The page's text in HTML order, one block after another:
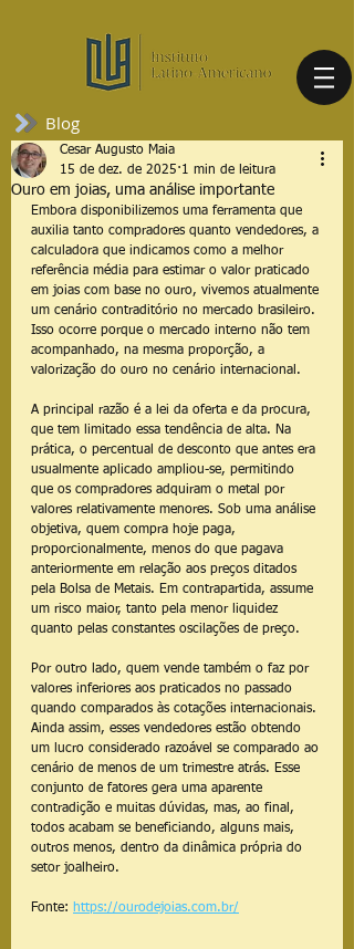
Blog
Ouro em joias, uma análise importante
Cesar Augusto Maia
15 de dez. de 2025 1 min de leitura
Embora disponibilizemos uma ferramenta que
auxilia tanto compradores quanto vendedores, a
calculadora que indicamos como a melhor
referência média para estimar o valor praticado
em joias com base no ouro, vivemos atualmente
um cenário contraditório no mercado brasileiro.
Isso ocorre porque o mercado interno não tem
acompanhado, na mesma proporção, a
valorização do ouro no cenário internacional.
A principal razão é a lei da oferta e da procura,
que tem limitado essa tendência de alta. Na
prática, o percentual de desconto que antes era
usualmente aplicado ampliou-se, permitindo
que os compradores adquiram o metal por
valores relativamente menores. Sob uma análise
objetiva, quem compra hoje paga,
proporcionalmente, menos do que pagava
anteriormente em relação aos preços ditados
pela Bolsa de Metais. Em contrapartida, assume
um risco maior, tanto pela menor liquidez
quanto pelas constantes oscilações de preço.
Por outro lado, quem vende também o faz por
valores inferiores aos praticados no passado
quando comparados às cotações internacionais.
Ainda assim, esses vendedores estão obtendo
um lucro considerado razoável se comparado ao
cenário de menos de um trimestre atrás. Esse
conjunto de fatores gera uma aparente
contradição e muitas dúvidas, mas, ao final,
todos acabam se beneficiando, alguns mais,
outros menos, dentro da dinâmica própria do
setor joalheiro.
Fonte: https://ourodejoias.com.br/